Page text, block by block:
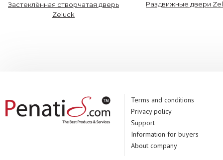
Застеклённая створчатая дверь
Zeluck
Раздвижные двери
Terms and conditions
Privacy policy
Support
Information for buyers
About company